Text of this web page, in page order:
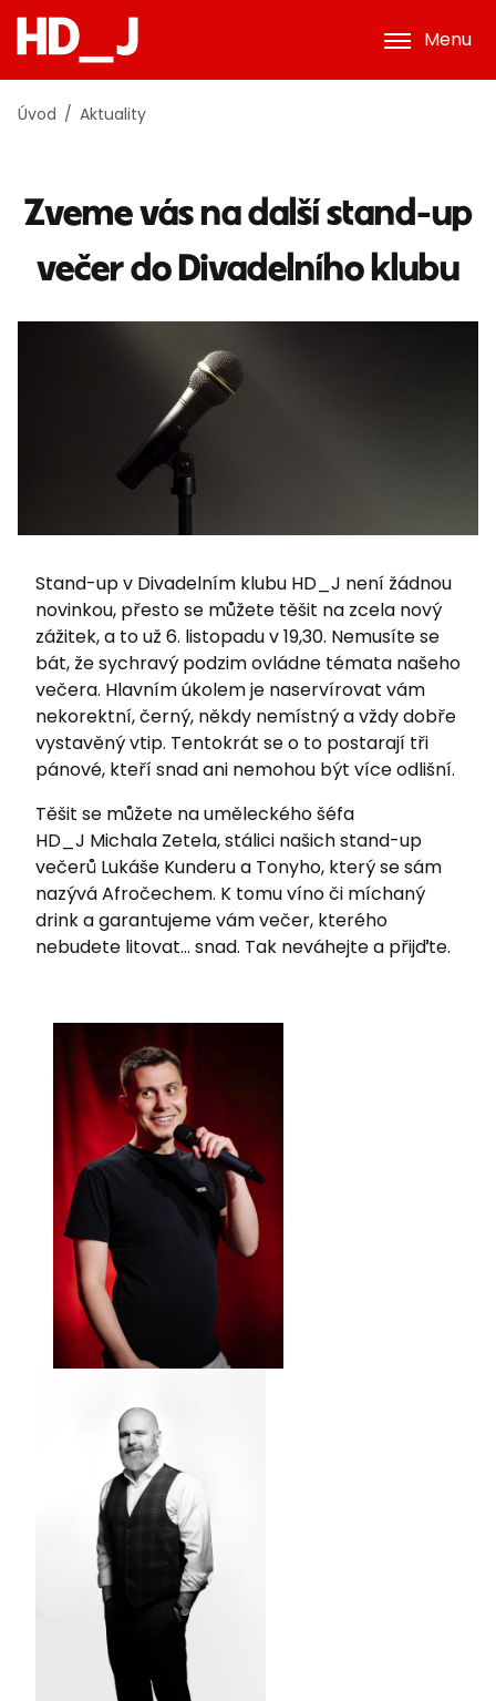
Menu
Úvod Aktuality
Zveme vás na další stand-up
večer do Divadelního klubu
Stand-up v Divadelním klubu HD_J není žádnou
novinkou, přesto se můžete těšit na zcela nový
zážitek, a to už 6. listopadu v 19,30. Nemusíte se
bát, že sychravý podzim ovládne témata našeho
večera. Hlavním úkolem je naservírovat vám
nekorektní, černý, někdy nemístný a vždy dobře
vystavěný vtip. Tentokrát se o to postarají tři
pánové, kteří snad ani nemohou být více odlišní.
Těšit se můžete na uměleckého šéfa
HD_J Michala Zetela, stálici našich stand-up
večerů Lukáše Kunderu a Tonyho, který se sám
nazývá Afročechem. K tomu víno či míchaný
drink a garantujeme vám večer, kterého
nebudete litovat... snad. Tak neváhejte a přijďte.